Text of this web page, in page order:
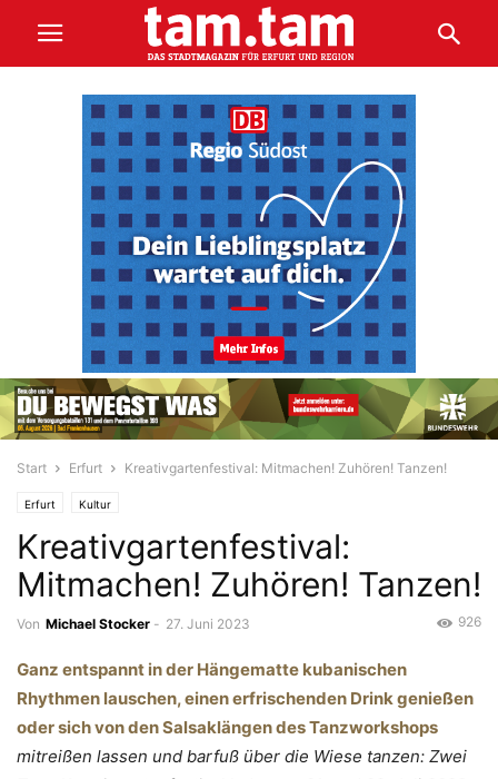
Start Erfurt Kreativgartenfestival: Mitmachen! Zuhören! Tanzen!
Erfurt Kultur
Kreativgartenfestival:
Mitmachen! Zuhören! Tanzen!
Von Michael Stocker - 27. Juni 2023 926
Ganz entspannt in der Hängematte kubanischen
Rhythmen lauschen, einen erfrischenden Drink genießen
oder sich von den Salsaklängen des Tanzworkshops
mitreißen lassen und barfuß über die Wiese tanzen: Zwei